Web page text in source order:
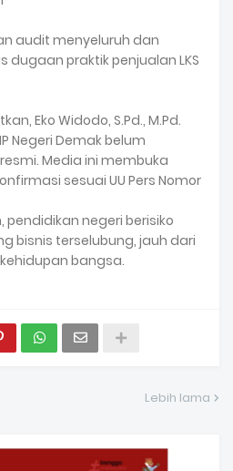
audit menyeluruh dan
dugaan praktik penjualan LKS
Eko Widodo, S.Pd., M.Pd.
Negeri Demak belum
Media ini membuka
sesuai UU Pers Nomor
pendidikan negeri berisiko
bisnis terselubung, jauh dari
bangsa.
Lebih lama